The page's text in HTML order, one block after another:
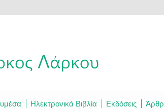
Ηλεκτρονικά Βιβλία Εκδόσεις